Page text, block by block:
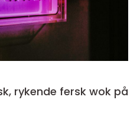
rykende fersk wok på